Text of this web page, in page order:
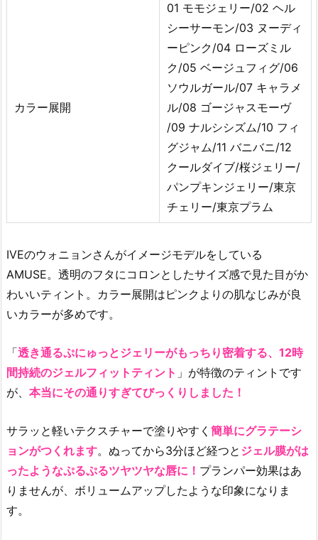
カラー展開
01 モモジェリー/02 ヘル
シーサーモン/03 ヌーディ
ーピンク/04 ローズミル
ク/05 ベージュフィグ/06
ソウルガール/07 キャラメ
ル/08 ゴージャスモーヴ
/09 ナルシシズム/10 フィ
グジャム/11 バニバニ/12
クールダイブ/桜ジェリー/
パンプキンジェリー/東京
チェリー/東京プラム
IVEのウォニョンさんがイメージモデルをしている
AMUSE。透明のフタにコロンとしたサイズ感で見た目がか
わいいティント。カラー展開はピンクよりの肌なじみが良
いカラーが多めです。
「透き通るぷにゅっとジェリーがもっちり密着する、12時
間持続のジェルフィットティント 」が特徴のティントです
が、 本当にその通りすぎてびっくりしました！
サラッと軽いテクスチャーで塗りやすく 簡単にグラテーシ
ョンがつくれます。ぬってから3分ほど経つと ジェル膜がは
ったようなぷるぷるツヤツヤな唇に！ プランパー効果はあ
りませんが、ボリュームアップしたような印象になりま
す。